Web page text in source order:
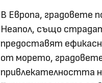
В Европа, градовете
Неапол, също
предоставят
от морето,
привлекателността